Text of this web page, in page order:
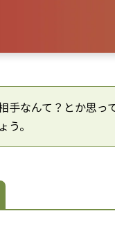
手なんて？とか思っ
。